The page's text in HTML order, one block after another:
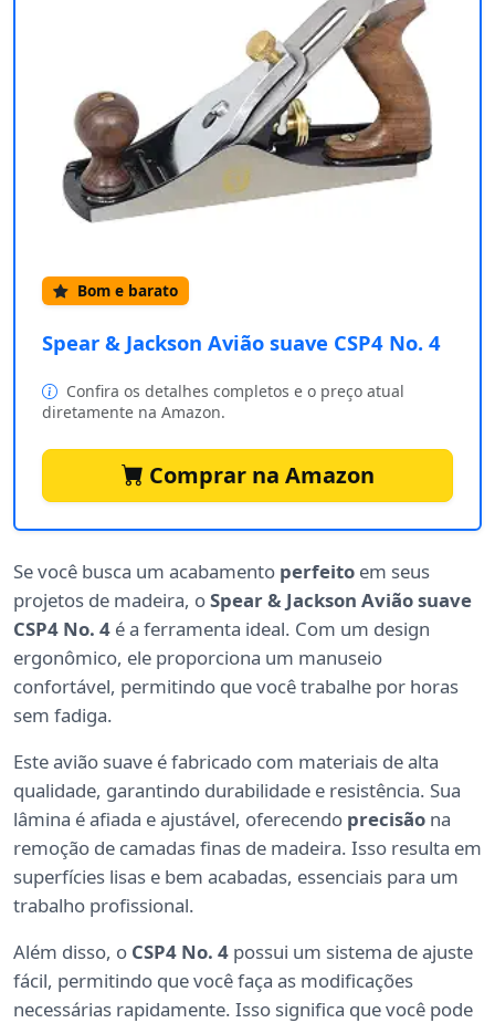
Bom e barato
Spear & Jackson Avião suave CSP4 No. 4
Confira os detalhes completos e o preço atual
diretamente na Amazon.
Comprar na Amazon
Se você busca um acabamento perfeito em seus
projetos de madeira, oSpear & Jackson Avião suave
CSP4 No. 4 é a ferramenta ideal. Com um design
ergonômico, ele proporciona um manuseio
confortável, permitindo que você trabalhe por horas
sem fadiga.
Este avião suave é fabricado com materiais de alta
qualidade, garantindo durabilidade e resistência. Sua
lâmina é afiada e ajustável, oferecendo precisão na
remoção de camadas finas de madeira. Isso resulta em
superfícies lisas e bem acabadas, essenciais para um
trabalho profissional.
Além disso, o CSP4 No. 4 possui um sistema de ajuste
fácil, permitindo que você faça as modificações
necessárias rapidamente. Isso significa que você pode